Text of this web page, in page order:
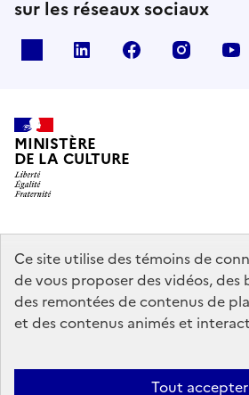
Ce site utilise des témoins de
de vous proposer des vidéos,
des remontées de contenus de
et des contenus animés et
Tout accepter
sur les réseaux sociaux
linkedin facebook
MINISTÈRE
DE LA CULTURE
data.gouv.fr legifrance.gouv.fr
service-public.gouv.fr
Mentions légales Accessibilité :